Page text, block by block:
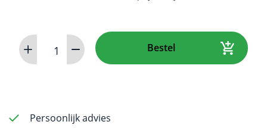
CR
8
-
Bestel
Persoonlijk advies